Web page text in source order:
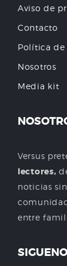
Aviso de
Contacto
Política de
Nosotros
Media kit
Versus
lectores,
noticias
entre